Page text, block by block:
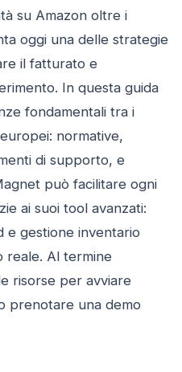
su Amazon oltre i
oggi una delle strategie
il fatturato e
In questa guida
fondamentali tra i
normative,
di supporto, e
può facilitare ogni
ai suoi tool avanzati:
e gestione inventario
reale. Al termine
risorse per avviare
prenotare una demo